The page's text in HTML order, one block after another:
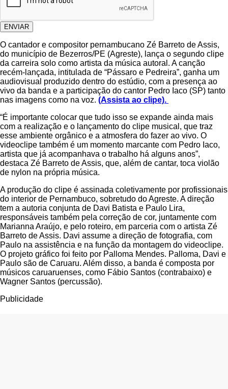
ENVIAR
O cantador e compositor pernambucano Zé Barreto de Assis,
do município de Bezerros/PE (Agreste), lança o segundo clipe
da carreira solo como artista da música autoral. A canção
recém-lançada, intitulada de “Pássaro e Pedreira”, ganha um
audiovisual produzido dentro do estúdio, com a presença ao
vivo da banda e a participação do cantor Pedro Iaco (SP) tanto
nas imagens como na voz. (Assista ao clipe).
“É importante colocar que tudo isso se expande ainda mais
com a realização e o lançamento do clipe musical, que traz
esse ambiente orgânico e a atmosfera do fazer ao vivo. O
videoclipe também é um momento marcante com Pedro Iaco,
artista que já acompanhava o trabalho há alguns anos”,
destaca Zé Barreto de Assis, que, além de cantar, toca violão
de nylon na própria música.
A produção do clipe é assinada coletivamente por profissionais
do interior de Pernambuco, sobretudo do Agreste. A direção
tem a autoria conjunta de Davi Batista e Paulo Lira,
responsáveis também pela correção de cor, juntamente com
Marianna Araújo, e pelo roteiro, em parceria com o artista Zé
Barreto de Assis. Davi assume a direção de fotografia, com
Paulo na assistência e na função da montagem do videoclipe.
O projeto gráfico foi feito por Palloma Mendes. Palloma, Davi e
Paulo são de Caruaru. Além disso, a banda é composta por
músicos caruaruenses, como Fábio Santos (contrabaixo) e
Wagner Santos (percussão).
Publicidade